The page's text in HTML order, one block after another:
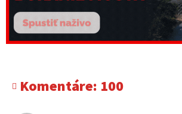
Komentáre: 100